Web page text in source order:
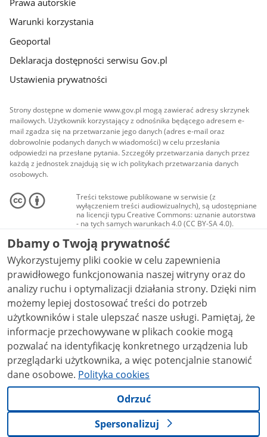
Prawa autorskie
Warunki korzystania
Geoportal
Deklaracja dostępności serwisu Gov.pl
Ustawienia prywatności
Strony dostępne w domenie www.gov.pl mogą zawierać adresy skrzynek
mailowych. Użytkownik korzystający z odnośnika będącego adresem e-
mail zgadza się na przetwarzanie jego danych (adres e-mail oraz
dobrowolnie podanych danych w wiadomości) w celu przesłania
odpowiedzi na przesłane pytania. Szczegóły przetwarzania danych przez
każdą z jednostek znajdują się w ich politykach przetwarzania danych
osobowych.
Treści tekstowe publikowane w serwisie (z
wyłączeniem treści audiowizualnych), są udostępniane
na licencji typu Creative Commons: uznanie autorstwa
- na tych samych warunkach 4.0 (CC BY-SA 4.0).
Materiały audiowizualne, w tym zdjęcia, materiały
audio i wideo, są udostępniane na licencji typu
Creative Commons: uznanie autorstwa użycie
niekomercyjne - bez utworów zależnych 4.0 (CC BY-
NC-ND 4.0), o ile nie jest to stwierdzone inaczej.
Dbamy o Twoją prywatność
Wykorzystujemy pliki cookie w celu zapewnienia
prawidłowego funkcjonowania naszej witryny oraz do
analizy ruchu i optymalizacji działania strony. Dzięki nim
możemy lepiej dostosować treści do potrzeb
użytkowników i stale ulepszać nasze usługi. Pamiętaj, że
informacje przechowywane w plikach cookie mogą
pozwalać na identyfikację konkretnego urządzenia lub
przeglądarki użytkownika, a więc potencjalnie stanowić
dane osobowe. Polityka cookies
Odrzuć
Spersonalizuj